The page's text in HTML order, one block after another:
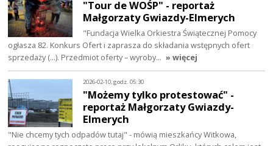
"Tour de WOŚP" - reportaż
Małgorzaty Gwiazdy-Elmerych
"Fundacja Wielka Orkiestra Świątecznej Pomocy
ogłasza 82. Konkurs Ofert i zaprasza do składania wstępnych ofert
sprzedaży (...). Przedmiot oferty – wyroby… » więcej
2026-02-10, godz. 05:30
"Możemy tylko protestować" -
reportaż Małgorzaty Gwiazdy-
Elmerych
"Nie chcemy tych odpadów tutaj" - mówią mieszkańcy Witkowa,